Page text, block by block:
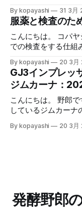
て、アップルウォッ
るのでそれを見越し
ただ、やっぱりちょ
H9の値を見れないの
ング的なランニングに
トレーニング的なランニング 続きはリン
記事一覧はこちら：制御と観察
ちら）
ないのですが、たま
り、ついつい買って
身が半額になってい
ってしまいます。 鮭とば的な何かの作り方 作り方： 1. サー
3. 両面強めの塩コショウを
て、お皿に乗せて、冷蔵庫で
2. 半生～ガチガチまで調整可能 5. 可
り出して適当な大きさに切って
について 簡単だけど、このやり方が出来上がる何かはそも
そも「鮭とば」なの
アニサキスなど寄生
By kopayashi 31 3月
服薬と検査のた
こんにちは。 コパ
での検査をする仕組
最適化していけばいいのか
知命って50代なんだ
ともありませんでし
り、自分も喘息と判
尿）をすることにな
しに次男（当時３歳
で、長期の服薬が予
後遺症とか副作用が
By kopayashi 20 3月
GJ3インプレッ
ジムカーナ：
こんにちは。 野郎
しているジムカーナ
ひゃっほー。 GJ3インプレッサG4に乗り換えた 何年かNCロ
かジムカーナがや
もこの車にした要因でした。 2024年 多
夏くらいに、初心
By kopayashi 20 3月
発酵野郎